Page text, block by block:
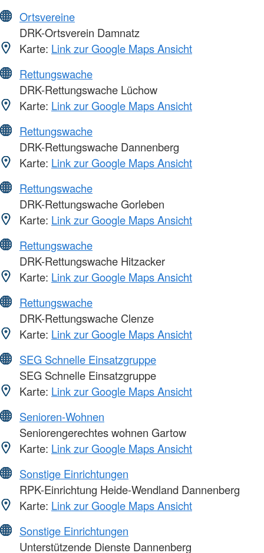
Ortsvereine
DRK-Ortsverein Damnatz
Karte: Link zur Google Maps Ansicht
Rettungswache
DRK-Rettungswache Lüchow
Karte: Link zur Google Maps Ansicht
Rettungswache
DRK-Rettungswache Dannenberg
Karte: Link zur Google Maps Ansicht
Rettungswache
DRK-Rettungswache Gorleben
Karte: Link zur Google Maps Ansicht
Rettungswache
DRK-Rettungswache Hitzacker
Karte: Link zur Google Maps Ansicht
Rettungswache
DRK-Rettungswache Clenze
Karte: Link zur Google Maps Ansicht
SEG Schnelle Einsatzgruppe
SEG Schnelle Einsatzgruppe
Karte: Link zur Google Maps Ansicht
Senioren-Wohnen
Seniorengerechtes wohnen Gartow
Karte: Link zur Google Maps Ansicht
Sonstige Einrichtungen
RPK-Einrichtung Heide-Wendland Dannenberg
Karte: Link zur Google Maps Ansicht
Sonstige Einrichtungen
Unterstützende Dienste Dannenberg